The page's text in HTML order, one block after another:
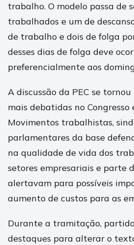
trabalho. O modelo passa de
trabalhados e um de
de trabalho e dois de folga
desses dias de folga deve
preferencialmente aos
A discussão da PEC se
mais debatidas no Congresso
Movimentos trabalhistas,
parlamentares da base
na qualidade de vida dos
setores empresariais e parte
alertavam para possíveis
aumento de custos para as
Durante a tramitação,
destaques para alterar o